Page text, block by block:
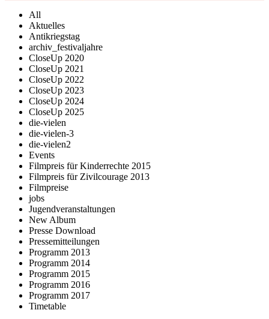
All
Aktuelles
Antikriegstag
archiv_festivaljahre
CloseUp 2020
CloseUp 2021
CloseUp 2022
CloseUp 2023
CloseUp 2024
CloseUp 2025
die-vielen
die-vielen-3
die-vielen2
Events
Filmpreis für Kinderrechte 2015
Filmpreis für Zivilcourage 2013
Filmpreise
jobs
Jugendveranstaltungen
New Album
Presse Download
Pressemitteilungen
Programm 2013
Programm 2014
Programm 2015
Programm 2016
Programm 2017
Timetable